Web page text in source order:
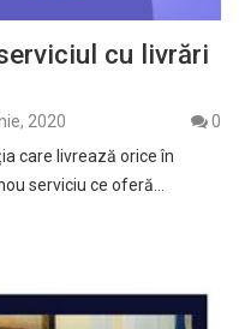
cu livrări
2020
0
care livrează orice în
serviciu ce oferă…